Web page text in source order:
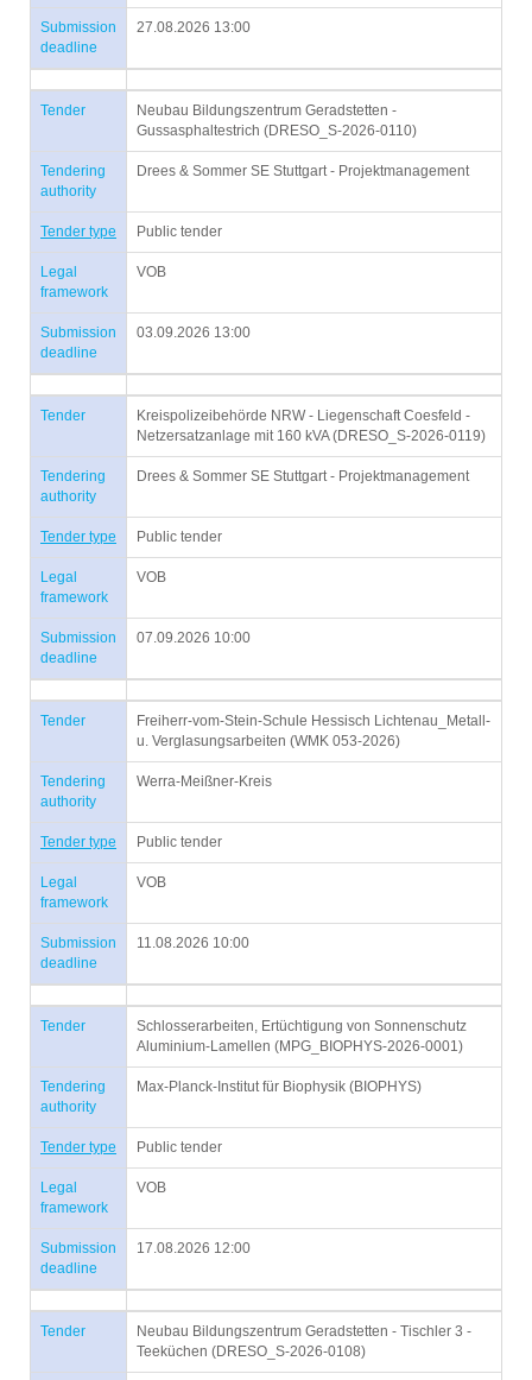
Submission
deadline
27.08.2026 13:00
Tender
Neubau Bildungszentrum Geradstetten -
Gussasphaltestrich (DRESO_S-2026-0110)
Tendering
authority
Drees & Sommer SE Stuttgart - Projektmanagement
Tender type Public tender
Legal
framework
VOB
Submission
deadline
03.09.2026 13:00
Tender
Kreispolizeibehörde NRW - Liegenschaft Coesfeld -
Netzersatzanlage mit 160 kVA (DRESO_S-2026-0119)
Tendering
authority
Drees & Sommer SE Stuttgart - Projektmanagement
Tender type Public tender
Legal
framework
VOB
Submission
deadline
07.09.2026 10:00
Tender
Freiherr-vom-Stein-Schule Hessisch Lichtenau_Metall-
u. Verglasungsarbeiten (WMK 053-2026)
Tendering
authority
Werra-Meißner-Kreis
Tender type Public tender
Legal
framework
VOB
Submission
deadline
11.08.2026 10:00
Tender
Schlosserarbeiten, Ertüchtigung von Sonnenschutz
Aluminium-Lamellen (MPG_BIOPHYS-2026-0001)
Tendering
authority
Max-Planck-Institut für Biophysik (BIOPHYS)
Tender type Public tender
Legal
framework
VOB
Submission
deadline
17.08.2026 12:00
Tender
Neubau Bildungszentrum Geradstetten - Tischler 3 -
Teeküchen (DRESO_S-2026-0108)